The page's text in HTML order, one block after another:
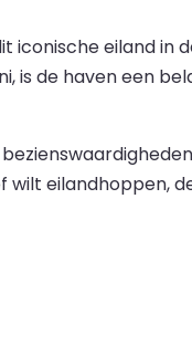
iconische eiland in
is de haven een
eilandhoppen,